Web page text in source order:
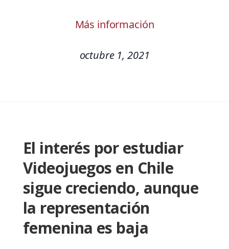
Más información
octubre 1, 2021
El interés por estudiar
Videojuegos en Chile
sigue creciendo, aunque
la representación
femenina es baja